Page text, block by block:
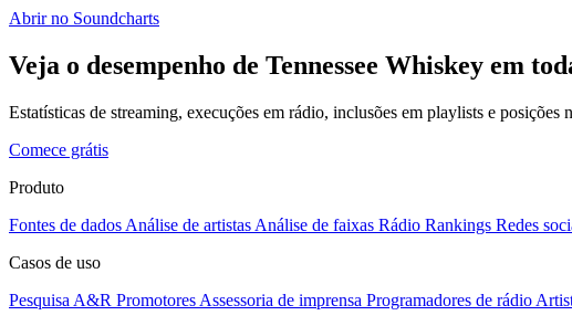
Abrir no Soundcharts
Veja o desempenho de Tennessee Whiskey em
Estatísticas de streaming, execuções em rádio, inclusões em playlists e
Comece grátis
Produto
Fontes de dados Análise de artistas Análise de faixas Rádio Rankings Redes
Casos de uso
Pesquisa A&R Promotores Assessoria de imprensa Programadores de rádio